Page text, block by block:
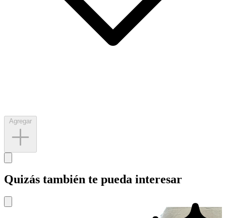
Quizás también te pueda interesar